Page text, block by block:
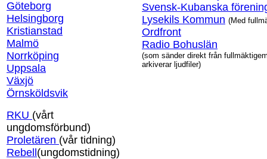
Göteborg
Helsingborg
Kristianstad
Malmö
Norrköping
Uppsala
Växjö
Örnsköldsvik
RKU (vårt
ungdomsförbund)
Proletären (vår tidning)
Rebell (ungdomstidning)
Svensk-Kubanska
Lysekils Kommun (Med
Ordfront
Radio Bohuslän
(som sänder direkt från f
arkiverar ljudfiler)